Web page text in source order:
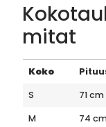
mitat
Koko
S
71 cm
M
74